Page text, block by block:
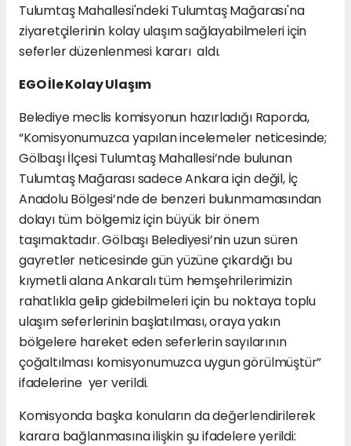
Tulumtaş Mahallesi'ndeki Tulumtaş Mağarası'na
ziyaretçilerinin kolay ulaşım sağlayabilmeleri için
seferler düzenlenmesi kararı aldı.
EGO İle Kolay Ulaşım
Belediye meclis komisyonun hazırladığı Raporda,
“Komisyonumuzca yapılan incelemeler neticesinde;
Gölbaşı İlçesi Tulumtaş Mahallesi’nde bulunan
Tulumtaş Mağarası sadece Ankara için değil, İç
Anadolu Bölgesi’nde de benzeri bulunmamasından
dolayı tüm bölgemiz için büyük bir önem
taşımaktadır. Gölbaşı Belediyesi’nin uzun süren
gayretler neticesinde gün yüzüne çıkardığı bu
kıymetli alana Ankaralı tüm hemşehrilerimizin
rahatlıkla gelip gidebilmeleri için bu noktaya toplu
ulaşım seferlerinin başlatılması, oraya yakın
bölgelere hareket eden seferlerin sayılarının
çoğaltılması komisyonumuzca uygun görülmüştür”
ifadelerine yer verildi.
Komisyonda başka konuların da değerlendirilerek
karara bağlanmasına ilişkin şu ifadelere yerildi: